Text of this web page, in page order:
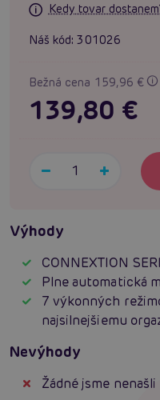
Kedy tovar
Náš kód: 301026
Bežná cena 159,96 €
139,80 €
Výhody
CONNEXTION
Plne automatická
7 výkonných
najsilnejšiemu
Nevýhody
Žádné jsme nenašli